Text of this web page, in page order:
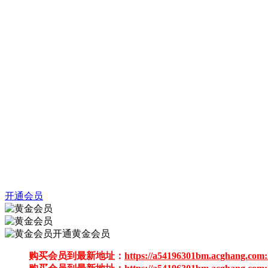
开通会员
开通黄金会员
购买会员到最新地址： https://